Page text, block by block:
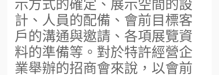
計、人員的配備、會前目標客
戶的溝通與邀請、各項展覽資
料的準備等。對於特許經營企
業舉辦的招商會來說，以會前